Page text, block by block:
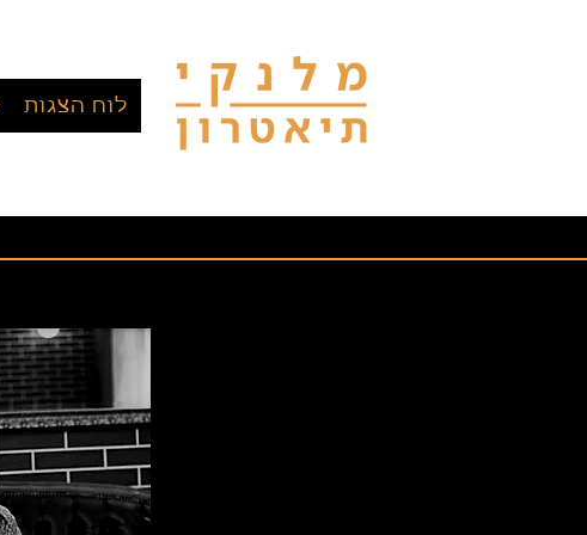
לוח הצגות